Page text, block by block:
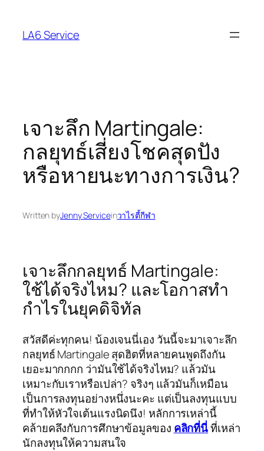
content
LA6 Service
เจาะลึก Martingale:
กลยุทธ์เสี่ยงโชคสุดปัง
หรือหายนะทางการเงิน?
Written byJenny Serviceinวาไรตี้กีฬา
เจาะลึกกลยุทธ์ Martingale:
ใช้ได้จริงไหม? และโอกาสทำ
กำไรในยุคดิจิทัล
สวัสดีค่ะทุกคน! น้องเจนนี่เอง วันนี้จะมาเจาะลึก
กลยุทธ์ Martingale สุดฮิตที่หลายคนพูดถึงกัน
เยอะมากกกก ว่ามันใช้ได้จริงไหม? แล้วมัน
เหมาะกับเราหรือเปล่า? จริงๆ แล้วมันก็เหมือน
เป็นการลงทุนอย่างหนึ่งนะคะ แต่เป็นลงทุนแบบ
ที่ทำให้หัวใจเต้นแรงนิดนึง! หลักการเหล่านี้
คล้ายคลึงกับการศึกษาข้อมูลของ คลิกที่นี่ที่เหล่า
นักลงทุนให้ความสนใจ